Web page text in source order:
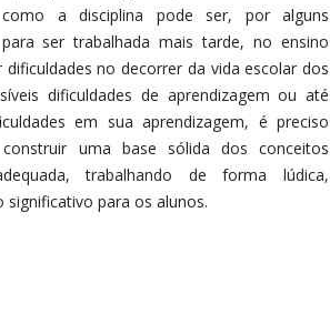
a disciplina pode ser, por alguns
ser trabalhada mais tarde, no ensino
no decorrer da vida escolar dos
dificuldades de aprendizagem ou até
em sua aprendizagem, é preciso
uma base sólida dos conceitos
trabalhando de forma lúdica,
para os alunos.